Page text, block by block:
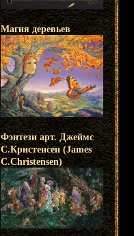
Магия деревьев
Фэнтези арт. Джеймс
С.Кристенсен (James
C.Christensen)